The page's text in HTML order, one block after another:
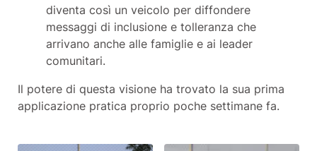
diventa così un veicolo per diffondere
messaggi di inclusione e tolleranza che
arrivano anche alle famiglie e ai leader
comunitari.
Il potere di questa visione ha trovato la sua prima
applicazione pratica proprio poche settimane fa.